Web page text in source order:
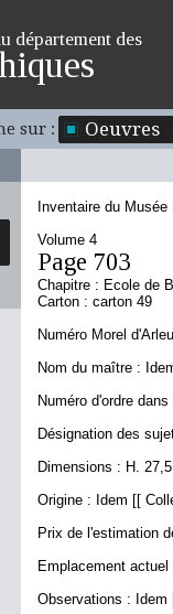
département des
sur : Oeuvres
Inventaire du
Volume 4
Page 703
Chapitre : Ecole de
Carton : carton 49
Numéro Morel
Nom du maître :
Numéro d'ordre
Désignation des
Dimensions : H.
Origine : Idem [[
Prix de l'estimation
Emplacement
Observations : Idem